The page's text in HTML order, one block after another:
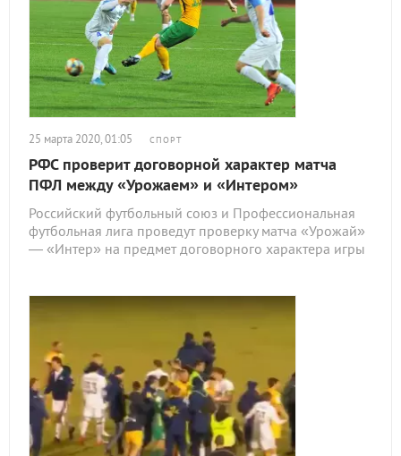
25 марта 2020, 01:05 СПОРТ
РФС проверит договорной характер матча
ПФЛ между «Урожаем» и «Интером»
Российский футбольный союз и Профессиональная
футбольная лига проведут проверку матча «Урожай»
— «Интер» на предмет договорного характера игры